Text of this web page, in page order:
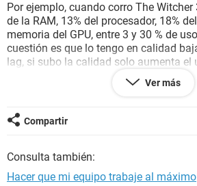
Por ejemplo, cuando corro The
de la RAM, 13% del procesador, 18%
memoria del GPU, entre 3 y 30 % de
cuestión es que lo tengo en calidad
lag, si subo la calidad solo aumenta el
del GPU a 75% pero las demás se
igual, sin embargo me corre con lag.
Agradecería cualquier comentario.
Ver más
Compartir
Consulta también:
Hacer que mi equipo trabaje al máximo